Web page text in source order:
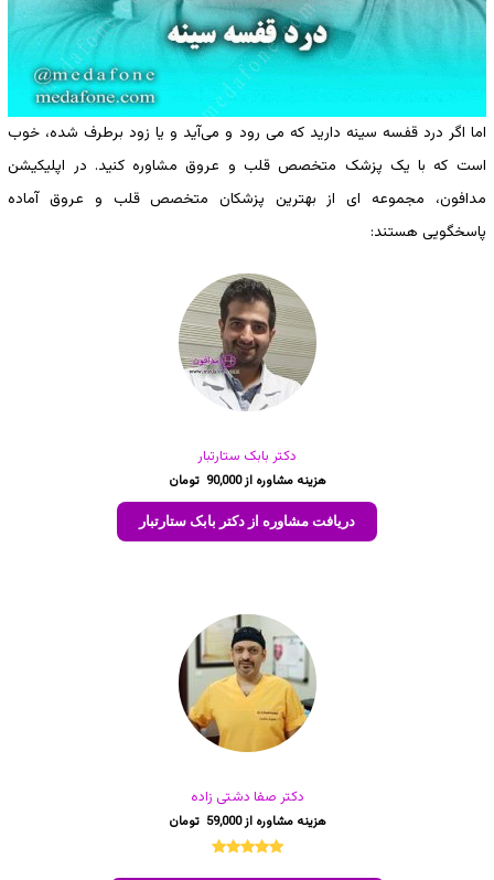
اما اگر درد قفسه سینه دارید که می رود و می‌آید و یا زود برطرف شده، خوب
است که با یک پزشک متخصص قلب و عروق مشاوره کنید. در اپلیکیشن
مدافون، مجموعه ای از بهترین پزشکان متخصص قلب و عروق آماده
پاسخگویی هستند:
دکتر بابک ستارتبار
90,000
دریافت مشاوره از دکتر بابک ستارتبار
دکتر صفا دشتی زاده
59,000